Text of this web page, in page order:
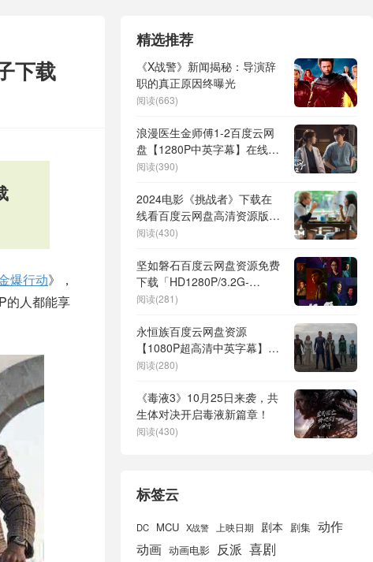
下载
爆行动》，
的人都能享
精选推荐
《X战警》新闻揭秘：导演辞
职的真正原因终曝光
阅读(663)
浪漫医生金师傅1-2百度云网
盘【1280P中英字幕】在线资
源
阅读(390)
2024电影《挑战者》下载在
线看百度云网盘高清资源版本
「BD1080P/3.4G-MP4」
阅读(430)
坚如磐石百度云网盘资源免费
下载「HD1280P/3.2G-
MP4」阿里云盘
阅读(281)
永恒族百度云网盘资源
【1080P超高清中英字幕】免
费下载
阅读(280)
《毒液3》10月25日来袭，共
生体对决开启毒液新篇章！
阅读(430)
标签云
DC MCU X战警 上映日期 剧本 剧集 动作
动画 动画电影 反派 喜剧